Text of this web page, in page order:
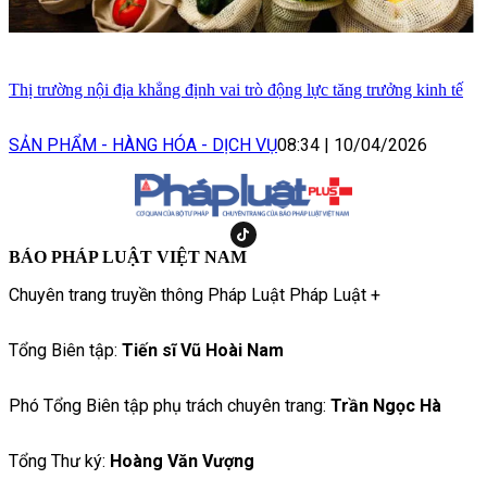
Thị trường nội địa khẳng định vai trò động lực tăng trưởng kinh tế
SẢN PHẨM - HÀNG HÓA - DỊCH VỤ08:34 | 10/04/2026
BÁO PHÁP LUẬT VIỆT NAM
Chuyên trang truyền thông Pháp Luật Pháp Luật +
Tổng Biên tập: Tiến sĩ Vũ Hoài Nam
Phó Tổng Biên tập phụ trách chuyên trang: Trần Ngọc Hà
Tổng Thư ký: Hoàng Văn Vượng